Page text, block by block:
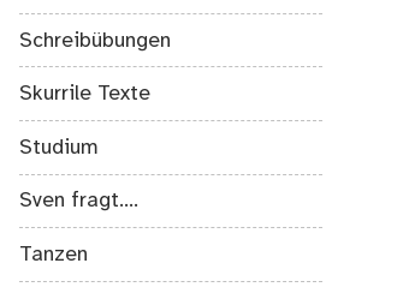
Schreibübungen
Skurrile Texte
Studium
Sven fragt….
Tanzen